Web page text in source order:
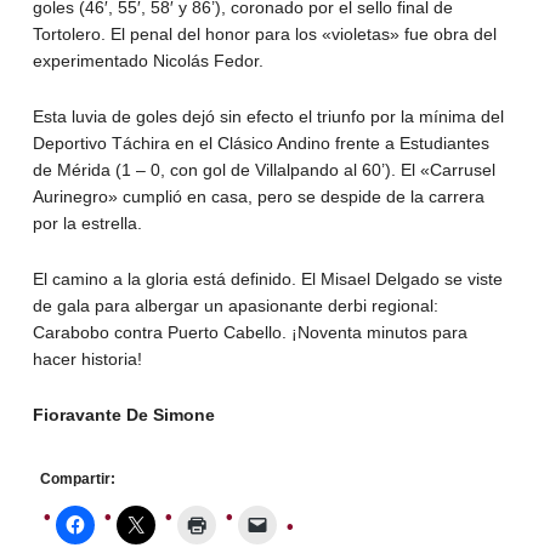
goles (46′, 55′, 58′ y 86’), coronado por el sello final de
Tortolero. El penal del honor para los «violetas» fue obra del
experimentado Nicolás Fedor.
Esta luvia de goles dejó sin efecto el triunfo por la mínima del
Deportivo Táchira en el Clásico Andino frente a Estudiantes
de Mérida (1 – 0, con gol de Villalpando al 60’). El «Carrusel
Aurinegro» cumplió en casa, pero se despide de la carrera
por la estrella.
El camino a la gloria está definido. El Misael Delgado se viste
de gala para albergar un apasionante derbi regional:
Carabobo contra Puerto Cabello. ¡Noventa minutos para
hacer historia!
Fioravante De Simone
Compartir: